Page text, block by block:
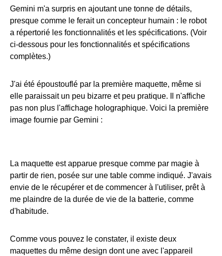
Gemini m'a surpris en ajoutant une tonne de détails,
presque comme le ferait un concepteur humain : le robot
a répertorié les fonctionnalités et les spécifications. (Voir
ci-dessous pour les fonctionnalités et spécifications
complètes.)
J'ai été époustouflé par la première maquette, même si
elle paraissait un peu bizarre et peu pratique. Il n'affiche
pas non plus l'affichage holographique. Voici la première
image fournie par Gemini :
La maquette est apparue presque comme par magie à
partir de rien, posée sur une table comme indiqué. J'avais
envie de le récupérer et de commencer à l'utiliser, prêt à
me plaindre de la durée de vie de la batterie, comme
d'habitude.
Comme vous pouvez le constater, il existe deux
maquettes du même design dont une avec l'appareil